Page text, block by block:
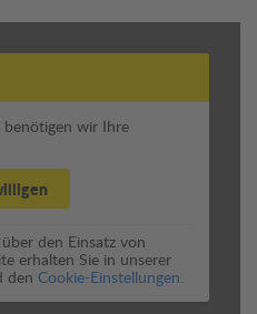
wir Ihre
den Einsatz von
erhalten Sie in unserer
den Cookie-Einstellungen.